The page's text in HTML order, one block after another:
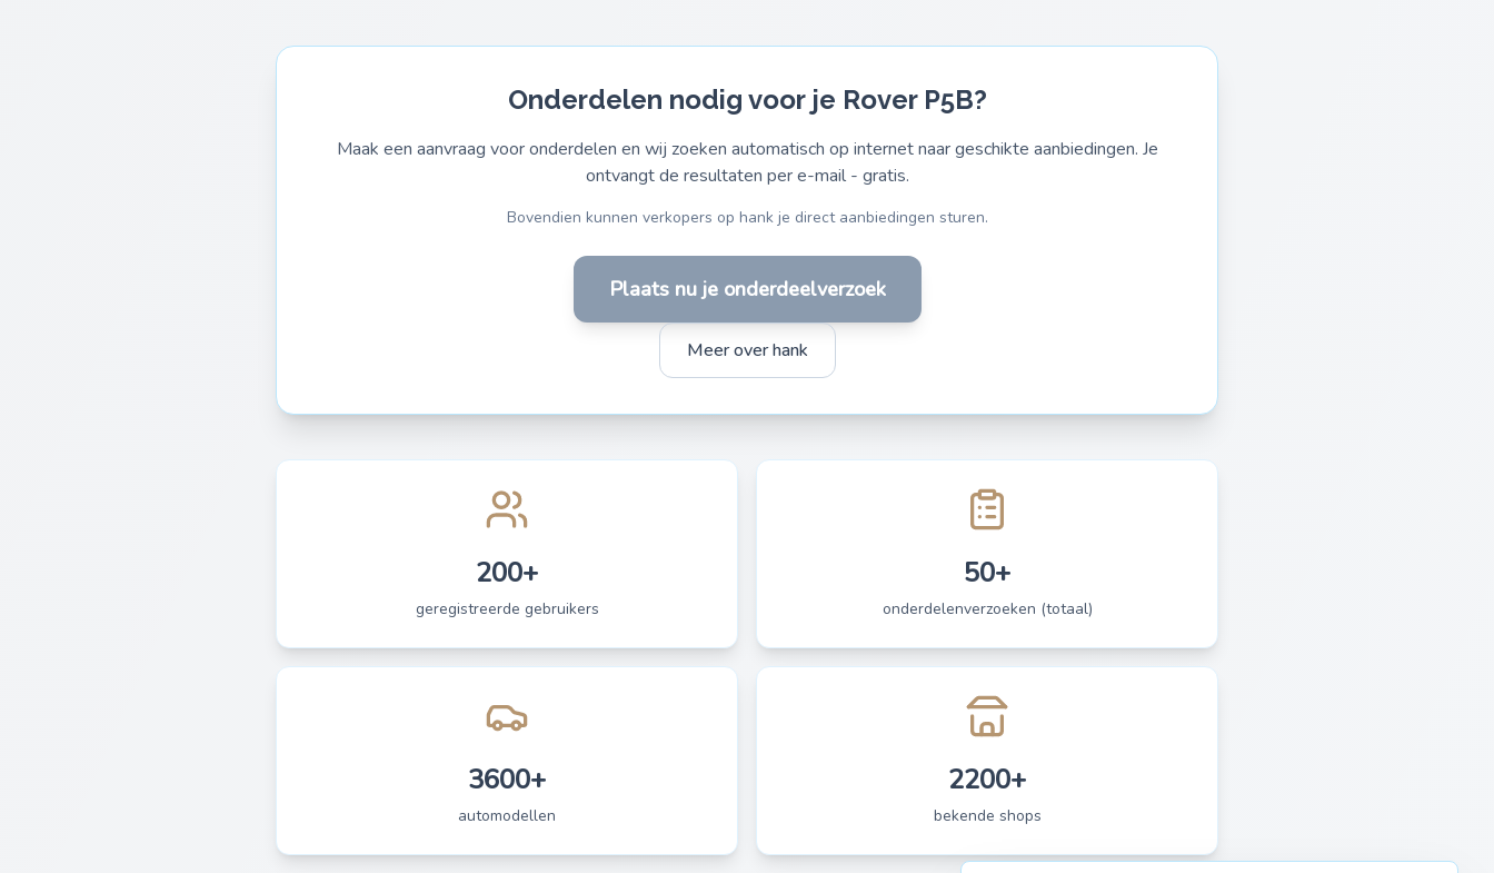
Onderdelen nodig voor je Rover P5B?
Maak een aanvraag voor onderdelen en wij zoeken automatisch op internet naar geschikte aanbiedingen. Je
ontvangt de resultaten per e-mail - gratis.
Bovendien kunnen verkopers op hank je direct aanbiedingen sturen.
Plaats nu je onderdeelverzoek
Meer over hank
200+
geregistreerde gebruikers
50+
onderdelenverzoeken (totaal)
3600+
automodellen
2200+
bekende shops